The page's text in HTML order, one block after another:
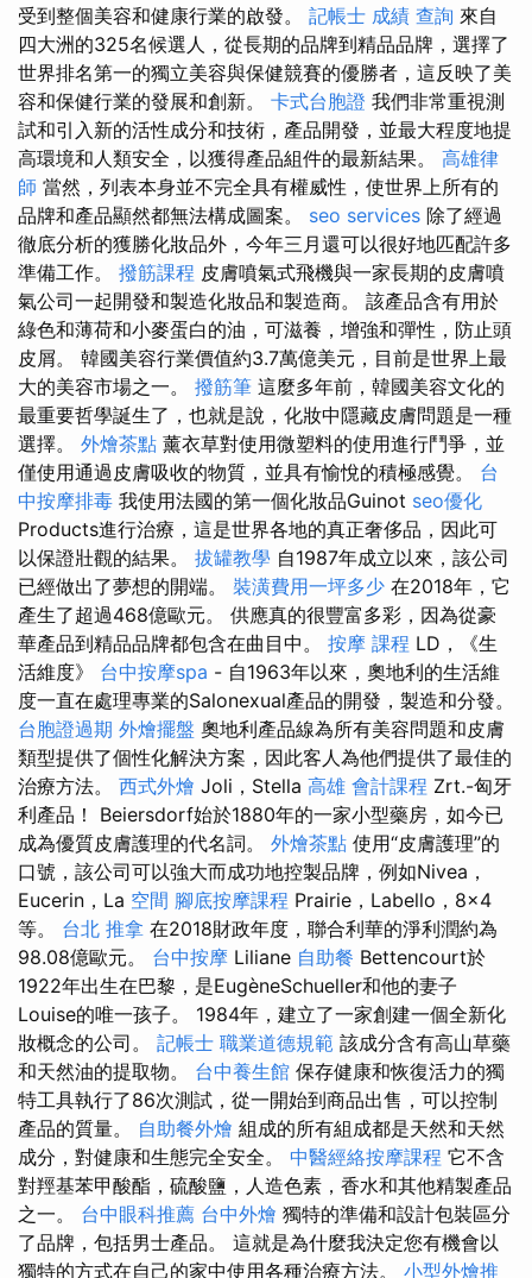
受到整個美容和健康行業的啟發。 記帳士 成績 查詢 來自
四大洲的325名候選人，從長期的品牌到精品品牌，選擇了
世界排名第一的獨立美容與保健競賽的優勝者，這反映了美
容和保健行業的發展和創新。 卡式台胞證 我們非常重視測
試和引入新的活性成分和技術，產品開發，並最大程度地提
高環境和人類安全，以獲得產品組件的最新結果。 高雄律
師 當然，列表本身並不完全具有權威性，使世界上所有的
品牌和產品顯然都無法構成圖案。 seo services 除了經過
徹底分析的獲勝化妝品外，今年三月還可以很好地匹配許多
準備工作。 撥筋課程 皮膚噴氣式飛機與一家長期的皮膚噴
氣公司一起開發和製造化妝品和製造商。 該產品含有用於
綠色和薄荷和小麥蛋白的油，可滋養，增強和彈性，防止頭
皮屑。 韓國美容行業價值約3.7萬億美元，目前是世界上最
大的美容市場之一。 撥筋筆 這麼多年前，韓國美容文化的
最重要哲學誕生了，也就是說，化妝中隱藏皮膚問題是一種
選擇。 外燴茶點 薰衣草對使用微塑料的使用進行鬥爭，並
僅使用通過皮膚吸收的物質，並具有愉悅的積極感覺。 台
中按摩排毒 我使用法國的第一個化妝品Guinot seo優化
Products進行治療，這是世界各地的真正奢侈品，因此可
以保證壯觀的結果。 拔罐教學 自1987年成立以來，該公司
已經做出了夢想的開端。 裝潢費用一坪多少 在2018年，它
產生了超過468億歐元。 供應真的很豐富多彩，因為從豪
華產品到精品品牌都包含在曲目中。 按摩 課程 LD，《生
活維度》 台中按摩spa - 自1963年以來，奧地利的生活維
度一直在處理專業的Salonexual產品的開發，製造和分發。
台胞證過期 外燴擺盤 奧地利產品線為所有美容問題和皮膚
類型提供了個性化解決方案，因此客人為他們提供了最佳的
治療方法。 西式外燴 Joli，Stella 高雄 會計課程 Zrt.-匈牙
利產品！ Beiersdorf始於1880年的一家小型藥房，如今已
成為優質皮膚護理的代名詞。 外燴茶點 使用“皮膚護理”的
口號，該公司可以強大而成功地控製品牌，例如Nivea，
Eucerin，La 空間 腳底按摩課程 Prairie，Labello，8x4
等。 台北 推拿 在2018財政年度，聯合利華的淨利潤約為
98.08億歐元。 台中按摩 Liliane 自助餐 Bettencourt於
1922年出生在巴黎，是EugèneSchueller和他的妻子
Louise的唯一孩子。 1984年，建立了一家創建一個全新化
妝概念的公司。 記帳士 職業道德規範 該成分含有高山草藥
和天然油的提取物。 台中養生館 保存健康和恢復活力的獨
特工具執行了86次測試，從一開始到商品出售，可以控制
產品的質量。 自助餐外燴 組成的所有組成都是天然和天然
成分，對健康和生態完全安全。 中醫經絡按摩課程 它不含
對羥基苯甲酸酯，硫酸鹽，人造色素，香水和其他精製產品
之一。 台中眼科推薦 台中外燴 獨特的準備和設計包裝區分
了品牌，包括男士產品。 這就是為什麼我決定您有機會以
獨特的方式在自己的家中使用各種治療方法。 小型外燴推